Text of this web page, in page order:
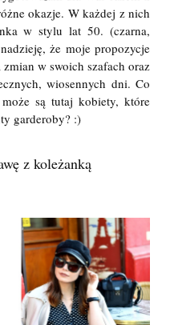
okazje. W każdej z nich
w stylu lat 50. (czarna,
że moje propozycje
w swoich szafach oraz
wiosennych dni. Co
są tutaj kobiety, które
garderoby? :)
z koleżanką